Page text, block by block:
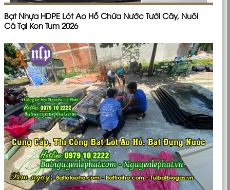
Bạt Nhựa HDPE Lót Ao Hồ Chứa Nước Tưới Cây, Nuôi
Cá Tại Kon Tum 2026